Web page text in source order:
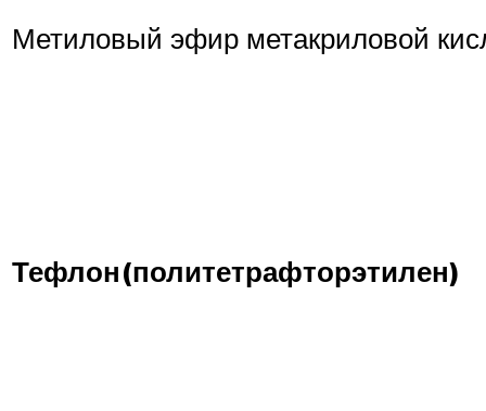
Метиловый эфир метакриловой
Тефлон(политетрафторэтилен)